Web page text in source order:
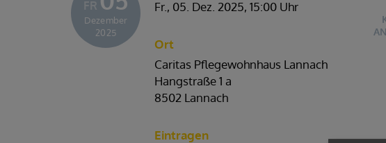
PFARRE
DOBL
PFARRE
FR
Dezember
2025
Fr., 05. Dez. 2025, 15:00 Uhr
Ort
Caritas Pflegewohnhaus Lannach
Hangstraße 1 a
8502 Lannach
Eintragen